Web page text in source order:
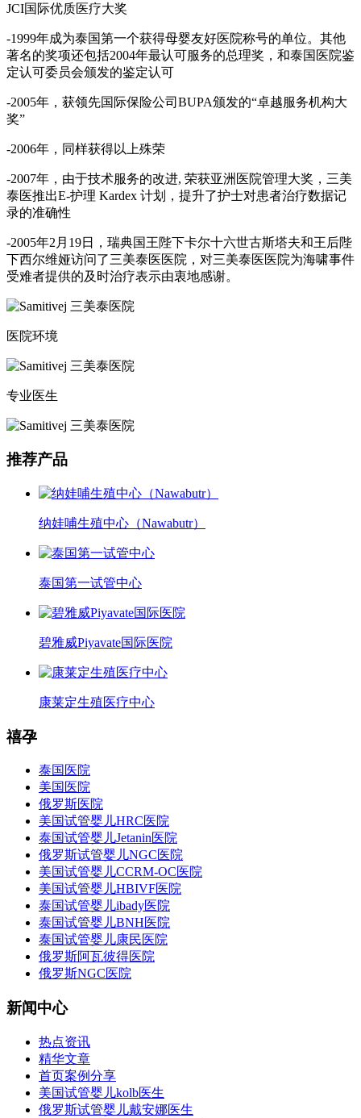
JCI国际优质医疗大奖
-1999年成为泰国第一个获得母婴友好医院称号的单位。其他
著名的奖项还包括2004年最认可服务的总理奖，和泰国医院鉴
定认可委员会颁发的鉴定认可
-2005年，获领先国际保险公司BUPA颁发的“卓越服务机构大
奖”
-2006年，同样获得以上殊荣
-2007年，由于技术服务的改进, 荣获亚洲医院管理大奖，三美
泰医推出E-护理 Kardex 计划，提升了护士对患者治疗数据记
录的准确性
-2005年2月19日，瑞典国王陛下卡尔十六世古斯塔夫和王后陛
下西尔维娅访问了三美泰医医院，对三美泰医医院为海啸事件
受难者提供的及时治疗表示由衷地感谢。
医院环境
专业医生
推荐产品
纳娃哺生殖中心（Nawabutr）
泰国第一试管中心
碧雅威Piyavate国际医院
康莱定生殖医疗中心
禧孕
泰国医院
美国医院
俄罗斯医院
美国试管婴儿HRC医院
泰国试管婴儿Jetanin医院
俄罗斯试管婴儿NGC医院
美国试管婴儿CCRM-OC医院
美国试管婴儿HBIVF医院
泰国试管婴儿ibady医院
泰国试管婴儿BNH医院
泰国试管婴儿康民医院
俄罗斯阿瓦彼得医院
俄罗斯NGC医院
新闻中心
热点资讯
精华文章
首页案例分享
美国试管婴儿kolb医生
俄罗斯试管婴儿戴安娜医生